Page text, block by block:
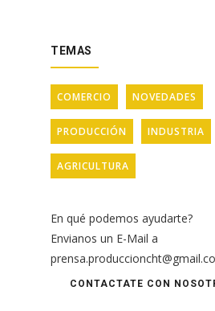
TEMAS
COMERCIO NOVEDADES
PRODUCCIÓN INDUSTRIA
AGRICULTURA
En qué podemos ayudarte?
Envianos un E-Mail a
CONTACTATE CON